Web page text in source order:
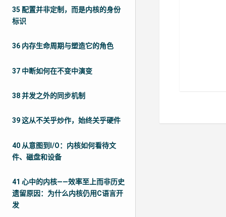
35 配置并非定制，而是内核的身份
标识
36 内存生命周期与塑造它的角色
37 中断如何在不变中演变
38 并发之外的同步机制
39 这从不关乎炒作，始终关乎硬件
40 从意图到I/O：内核如何看待文
件、磁盘和设备
41 心中的内核——效率至上而非历史
遗留原因：为什么内核仍用C语言开
发